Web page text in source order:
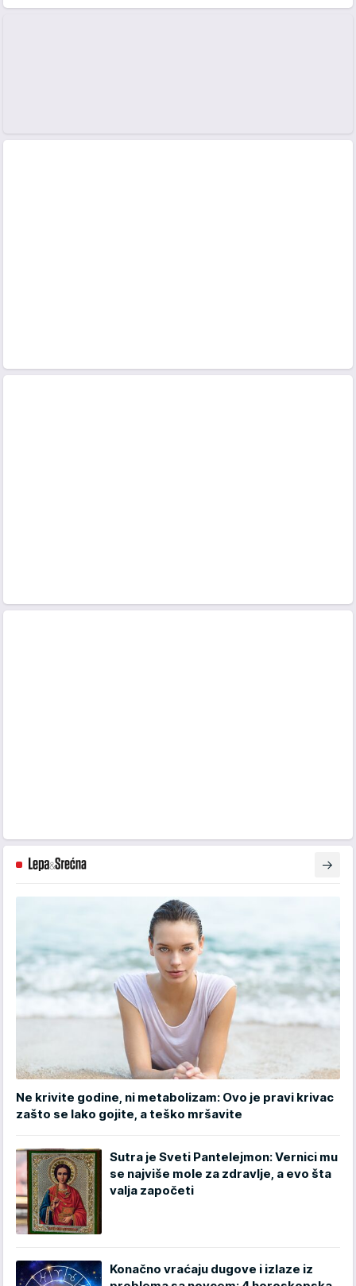
Ne krivite godine, ni metabolizam: Ovo je pravi krivac
zašto se lako gojite, a teško mršavite
Sutra je Sveti Pantelejmon: Vernici mu
se najviše mole za zdravlje, a evo šta
valja započeti
Konačno vraćaju dugove i izlaze iz